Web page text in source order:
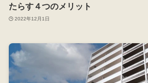
たらす４つのメリット
2022年12月1日